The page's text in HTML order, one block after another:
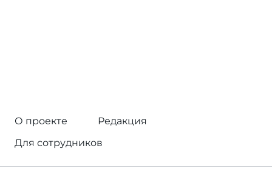
О проекте
Редакция
Для сотрудников